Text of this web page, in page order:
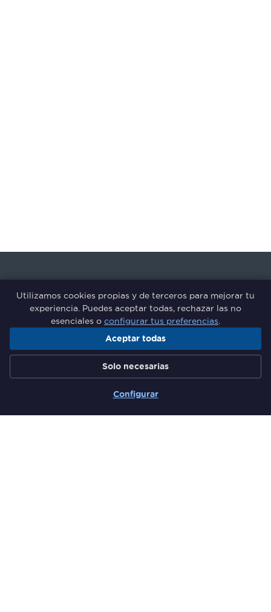
Grupo de Responsables de
Formación del Sector Financiero
Secciones
Utilizamos cookies propias y de terceros para mejorar tu
experiencia. Puedes aceptar todas, rechazar las no
esenciales o configurar tus preferencias
Aceptar todas
Solo necesarias
Configurar